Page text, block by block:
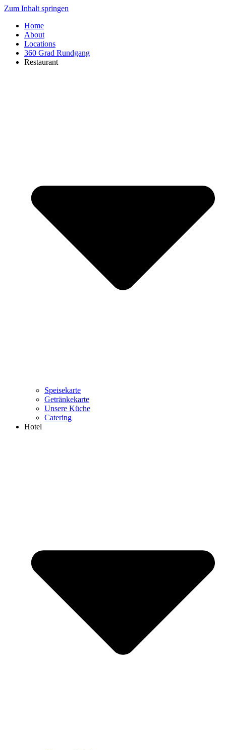
Zum Inhalt springen
Home
About
Locations
360 Grad Rundgang
Restaurant
Speisekarte
Getränkekarte
Unsere Küche
Catering
Hotel